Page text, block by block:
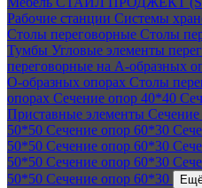
Рабочие станции Системы
Столы переговорные Столы
Тумбы Угловые элементы
переговорные на А-образных
О-образных опорах Столы
опорах Сечение опор 40*40
Приставные элементы
50*50 Сечение опор 60*30
50*50 Сечение опор 60*30
50*50 Сечение опор 60*30
50*50 Сечение опор 60*30